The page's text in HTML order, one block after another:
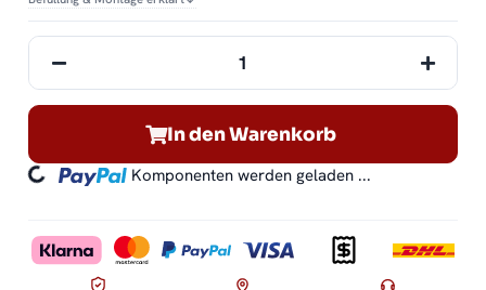
In den Warenkorb
Komponenten werden geladen ...